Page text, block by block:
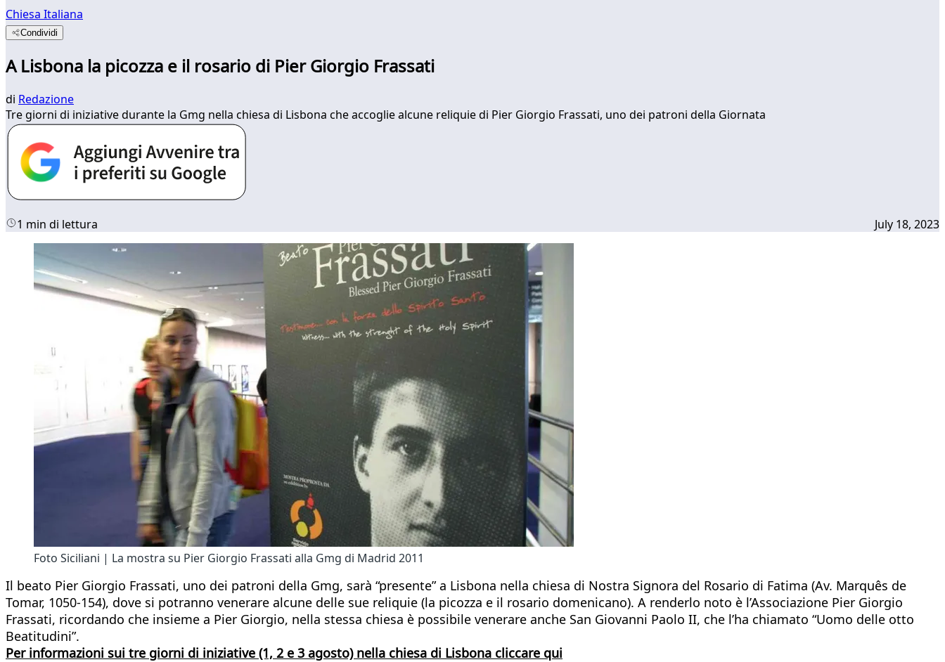
Chiesa Italiana
Condividi
A Lisbona la picozza e il rosario di Pier Giorgio Frassati
di Redazione
Tre giorni di iniziative durante la Gmg nella chiesa di Lisbona che accoglie alcune reliquie di Pier Giorgio Frassati, uno dei patroni della Giornata
1 min di lettura July 18, 2023
Foto Siciliani | La mostra su Pier Giorgio Frassati alla Gmg di Madrid 2011
Il beato Pier Giorgio Frassati, uno dei patroni della Gmg, sarà “presente” a Lisbona nella chiesa di Nostra Signora del Rosario di Fatima (Av. Marquês de
Tomar, 1050-154), dove si potranno venerare alcune delle sue reliquie (la picozza e il rosario domenicano). A renderlo noto è l’Associazione Pier Giorgio
Frassati, ricordando che insieme a Pier Giorgio, nella stessa chiesa è possibile venerare anche San Giovanni Paolo II, che l’ha chiamato “Uomo delle otto
Beatitudini”.
Per informazioni sui tre giorni di iniziative (1, 2 e 3 agosto) nella chiesa di Lisbona cliccare qui